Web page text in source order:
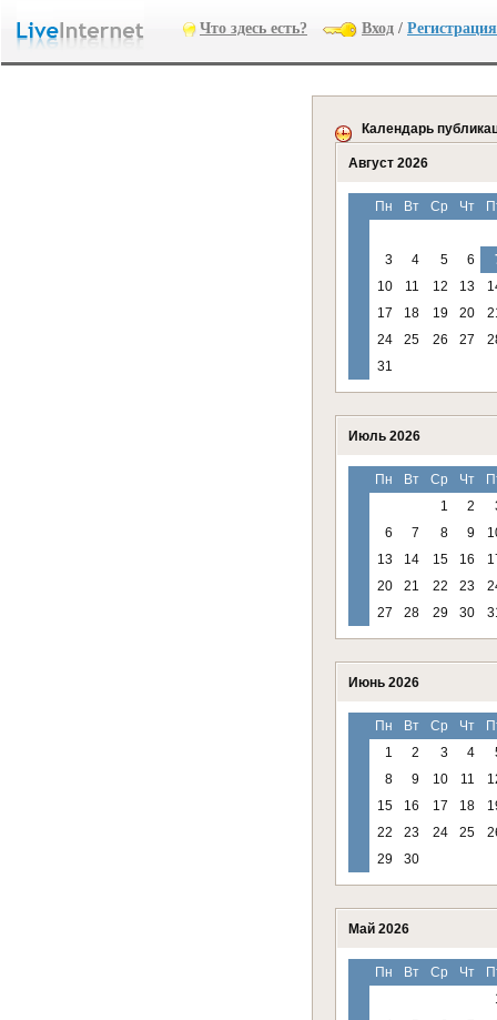
Что здесь есть? Вход / Регистрация
Календарь
Август 2026
Пн Вт Ср Чт
3 4 5 6
10
11 12 13
17
18 19 20
24
25 26 27
31
Июль 2026
Пн Вт Ср Чт
1
2
6
7 8 9
13
14 15 16
20
21 22 23
27
28 29 30
Июнь 2026
Пн Вт Ср Чт
1
2 3 4
8
9 10 11
15
16 17 18
22
23 24 25
29
30
Май 2026
Пн Вт Ср Чт